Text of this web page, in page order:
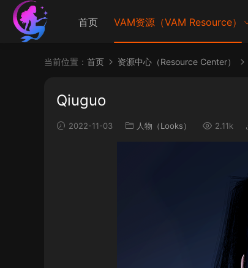
首页 VAM资源（VAM Resource）
当前位置： 首页 资源中心（Resource Center）
Qiuguo
2022-11-03 人物（Looks） 2.11k